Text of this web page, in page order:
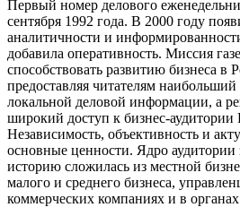
Первый номер делового
сентября 1992 года. В 2000 году
аналитичности и
добавила оперативность. Миссия
способствовать развитию бизнеса в
предоставляя читателям
локальной деловой информации, а
широкий доступ к бизнес-аудитории
Независимость, объективность и
основные ценности. Ядро
историю сложилась из местной
малого и среднего бизнеса,
коммерческих компаниях и в органах